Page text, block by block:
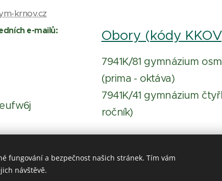
krnov.cz
e-mailů: Obory (kódy
7941K/81 gymnázium
(prima - oktáva)
7941K/41 gymnázium
ročník)
© Gymnázium, Krnov, příspěvková organizace |
Ochrana
fungování a bezpečnost našich stránek. Tím vám
návštěvě.